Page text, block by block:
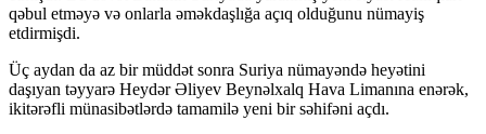
qəbul etməyə və onlarla əməkdaşlığa açıq olduğunu nümayiş
etdirmişdi.
Üç aydan da az bir müddət sonra Suriya nümayəndə heyətini
daşıyan təyyarə Heydər Əliyev Beynəlxalq Hava Limanına enərək,
ikitərəfli münasibətlərdə tamamilə yeni bir səhifəni açdı.